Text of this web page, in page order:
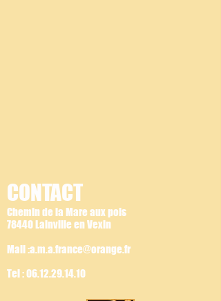
CONTACT
Chemin de la Mare aux pois
78440 Lainville en Vexin
Mail :a.m.a.france@orange.fr
Tel :06.12.29.14.10